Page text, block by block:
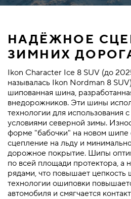
НАДЁЖНОЕ
ЗИМНИХ
Ikon Character Ice 8 SUV (до
называлась Ikon Nordman 8
шипованная шина,
внедорожников. Эти шины
технологии для использования
условиями северной зимы.
форме "бабочки" на новом шипе
сцепление на льду и
дорожное покрытие. Шипы
по всей площади протектора, а
рядами, что повышает цепкость
технологии ошиповки
автомобиля и смягчается